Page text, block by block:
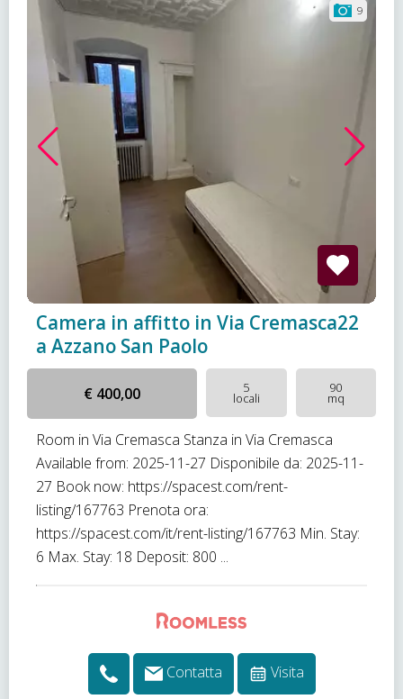
9
Camera in affitto in Via Cremasca22
a Azzano San Paolo
€ 400,00 5
locali
90
mq
Room in Via Cremasca Stanza in Via Cremasca
Available from: 2025-11-27 Disponibile da: 2025-11-
27 Book now: https://spacest.com/rent-
listing/167763 Prenota ora:
https://spacest.com/it/rent-listing/167763 Min. Stay:
6 Max. Stay: 18 Deposit: 800 ...
Contatta Visita